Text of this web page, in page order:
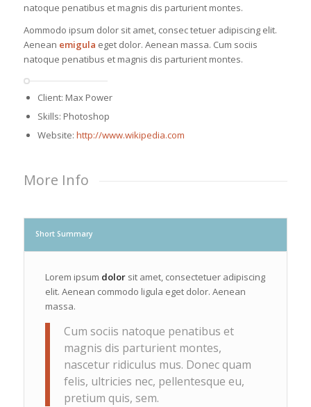
natoque penatibus et magnis dis parturient montes.
Aommodo ipsum dolor sit amet, consec tetuer adipiscing elit.
Aenean emigula eget dolor. Aenean massa. Cum sociis
natoque penatibus et magnis dis parturient montes.
Client: Max Power
Skills: Photoshop
Website: http://www.wikipedia.com
More Info
Short Summary
Lorem ipsum dolorsit amet, consectetuer adipiscing
elit. Aenean commodo ligula eget dolor. Aenean
massa.
Cum sociis natoque penatibus et
magnis dis parturient montes,
nascetur ridiculus mus. Donec quam
felis, ultricies nec, pellentesque eu,
pretium quis, sem.